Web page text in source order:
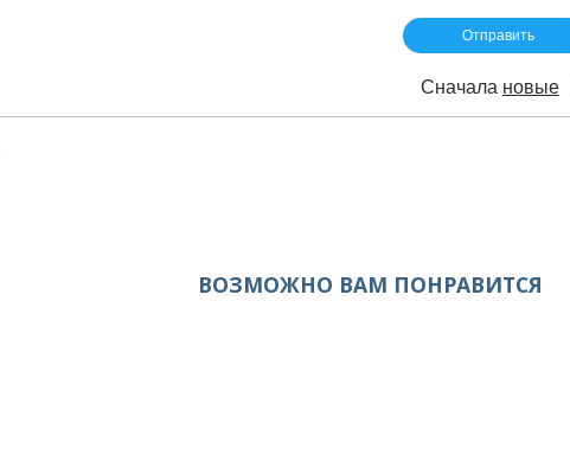
Сначала новые
ВОЗМОЖНО ВАМ ПОНРАВИТСЯ